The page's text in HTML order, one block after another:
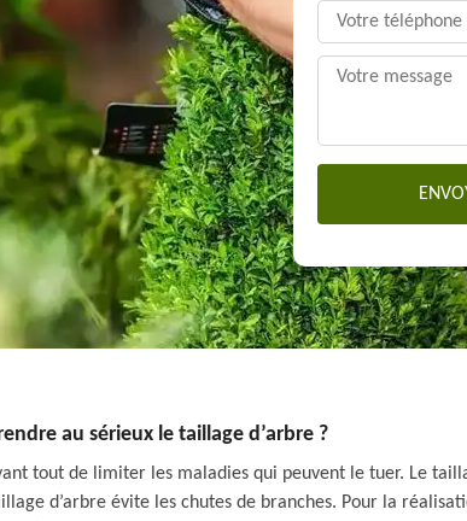
au sérieux le taillage d’arbre ?
tout de limiter les maladies qui peuvent le tuer. Le
d’arbre évite les chutes de branches. Pour la